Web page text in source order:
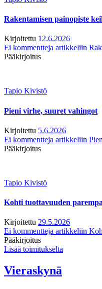
Rakentamisen painopiste
Kirjoitettu 12.6.2026
Ei kommentteja artikkeliin
Pääkirjoitus
Tapio Kivistö
Pieni virhe, suuret vahingot
Kirjoitettu 5.6.2026
Ei kommentteja artikkeliin
Pääkirjoitus
Tapio Kivistö
Kohti tuottavuuden
Kirjoitettu 29.5.2026
Ei kommentteja artikkeliin
Pääkirjoitus
Lisää toimitukselta
Vieraskynä